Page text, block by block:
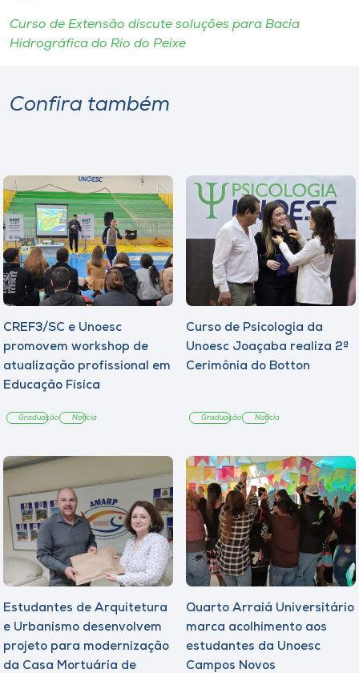
Curso de Extensão discute soluções para Bacia
Hidrográfica do Rio do Peixe
Confira também
CREF3/SC e Unoesc
promovem workshop de
atualização profissional em
Educação Física
Graduação Notícia
Curso de Psicologia da
Unoesc Joaçaba realiza 2ª
Cerimônia do Botton
Graduação Notícia
Estudantes de Arquitetura
e Urbanismo desenvolvem
projeto para modernização
da Casa Mortuária de
Quarto Arraiá Universitário
marca acolhimento aos
estudantes da Unoesc
Campos Novos